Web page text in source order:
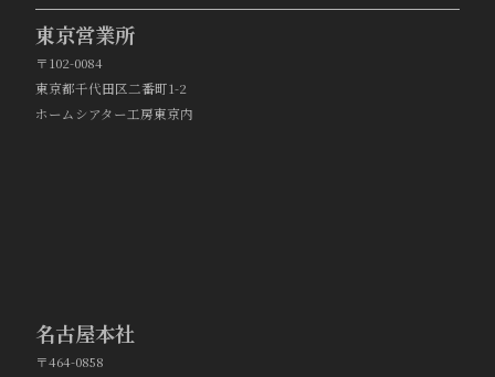
東京営業所
〒102-0084
東京都千代田区二番町1-2
ホームシアター工房東京内
名古屋本社
〒464-0858